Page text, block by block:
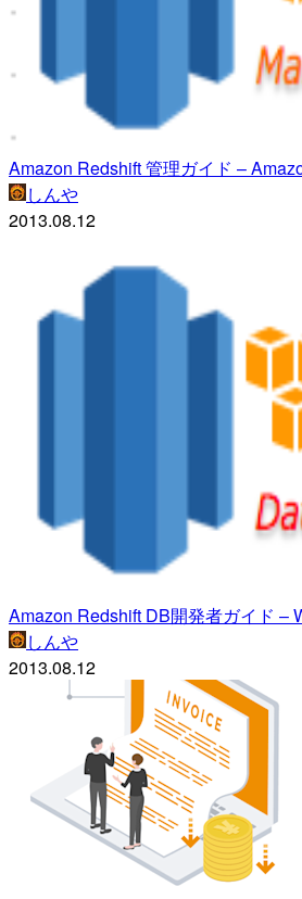
Amazon Redshift 管理ガイド –
しんや
2013.08.12
Amazon Redshift DB開発者ガイド –
しんや
2013.08.12